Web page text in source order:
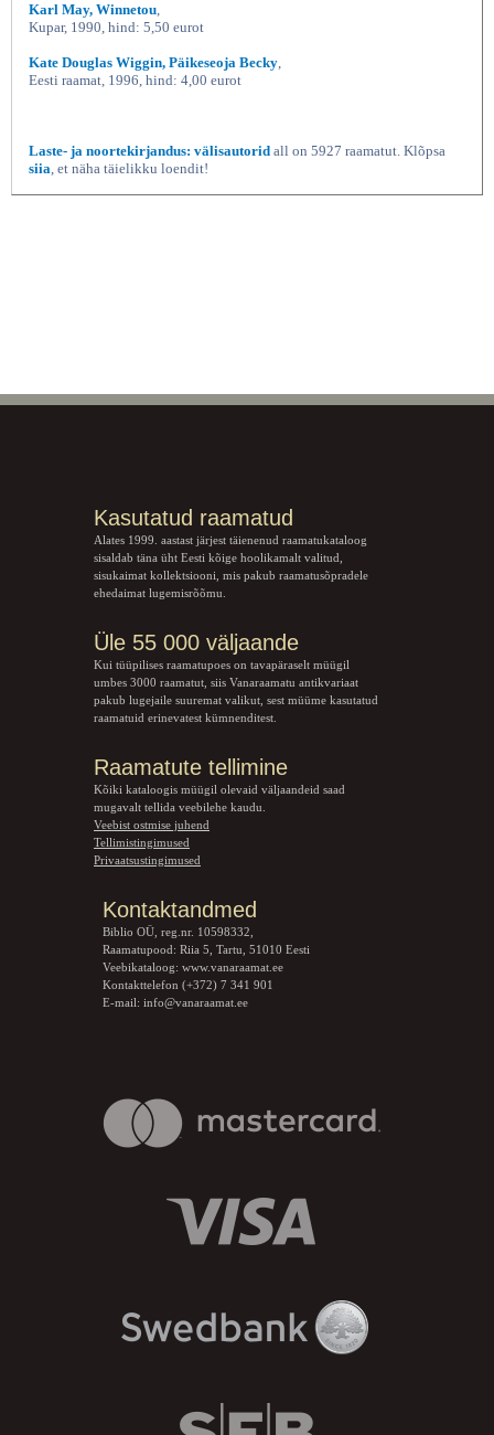
Karl May, Winnetou,
Kupar, 1990, hind: 5,50 eurot
Kate Douglas Wiggin, Päikeseoja Becky,
Eesti raamat, 1996, hind: 4,00 eurot
Laste- ja noortekirjandus: välisautorid all on 5927 raamatut. Klõpsa
siia, et näha täielikku loendit!
Kasutatud raamatud
Alates 1999. aastast järjest täienenud raamatukataloog
sisaldab täna üht Eesti kõige hoolikamalt valitud,
sisukaimat kollektsiooni, mis pakub raamatusõpradele
ehedaimat lugemisrõõmu.
Üle 55 000 väljaande
Kui tüüpilises raamatupoes on tavapäraselt müügil
umbes 3000 raamatut, siis Vanaraamatu antikvariaat
pakub lugejaile suuremat valikut, sest müüme kasutatud
raamatuid erinevatest kümnenditest.
Raamatute tellimine
Kõiki kataloogis müügil olevaid väljaandeid saad
mugavalt tellida veebilehe kaudu.
Veebist ostmise juhend
Tellimistingimused
Privaatsustingimused
Kontaktandmed
Biblio OÜ, reg.nr. 10598332,
Raamatupood: Riia 5, Tartu, 51010 Eesti
Veebikataloog: www.vanaraamat.ee
Kontakttelefon (+372) 7 341 901
E-mail: info@vanaraamat.ee